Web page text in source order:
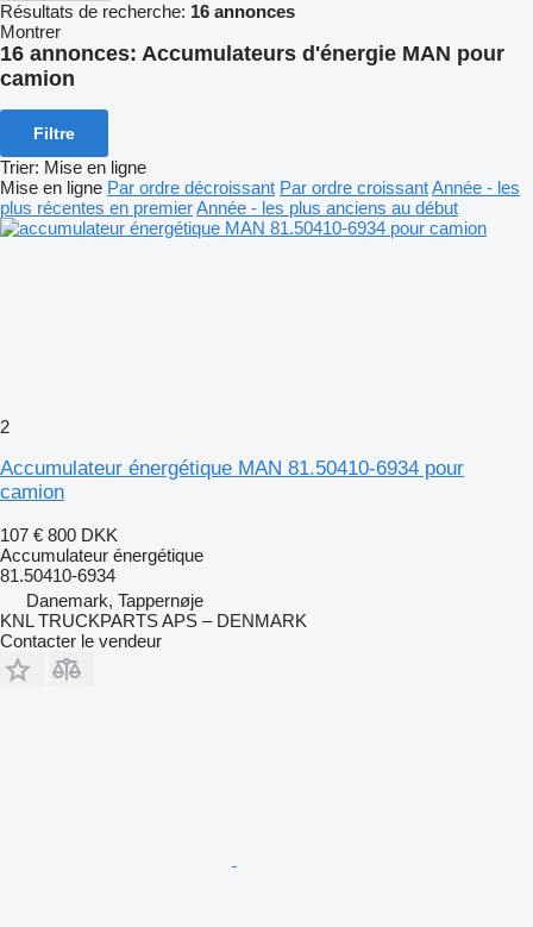
Résultats de recherche: 16 annonces
Montrer
16 annonces: Accumulateurs d'énergie MAN pour
camion
Filtre
Trier: Mise en ligne
Mise en ligne Par ordre décroissant Par ordre croissantAnnée - les
plus récentes en premierAnnée - les plus anciens au début
2
Accumulateur énergétique MAN 81.50410-6934 pour
camion
107 € 800 DKK
Accumulateur énergétique
81.50410-6934
Danemark, Tappernøje
KNL TRUCKPARTS APS – DENMARK
Contacter le vendeur